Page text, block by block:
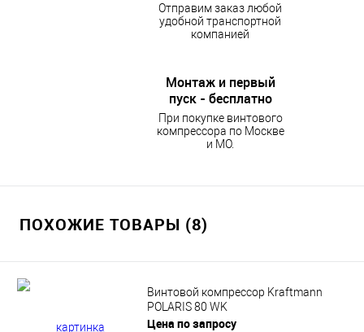
Отправим заказ любой
удобной транспортной
компанией
Монтаж и первый
пуск - бесплатно
При покупке винтового
компрессора по Москве
и МО.
ПОХОЖИЕ ТОВАРЫ (8)
Винтовой компрессор Kraftmann
POLARIS 80 WK
Цена по запросу